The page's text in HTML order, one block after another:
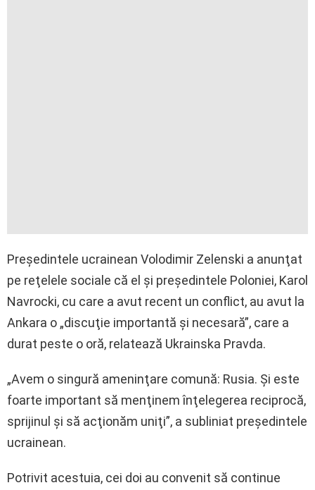
Preşedintele ucrainean Volodimir Zelenski a anunţat
pe reţelele sociale că el şi preşedintele Poloniei, Karol
Navrocki, cu care a avut recent un conflict, au avut la
Ankara o „discuţie importantă şi necesară”, care a
durat peste o oră, relatează Ukrainska Pravda.
„Avem o singură ameninţare comună: Rusia. Şi este
foarte important să menţinem înţelegerea reciprocă,
sprijinul şi să acţionăm uniţi”, a subliniat preşedintele
ucrainean.
Potrivit acestuia, cei doi au convenit să continue